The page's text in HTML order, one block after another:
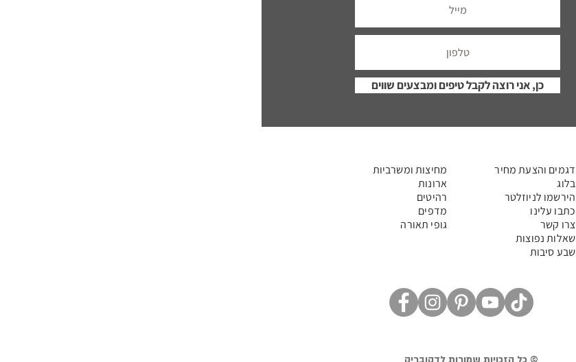
כן, אני רוצה לקבל טיפים ומבצעים שווים
מחיצות ומשרביות
ארונות
רהיטים
מדפים
גופי תאורה
דגמים והצעת מחיר
בלוג
הירשמו לניוזלטר
כתבו עלינו
צרו קשר
שאלות נפוצות
שבע סיבות